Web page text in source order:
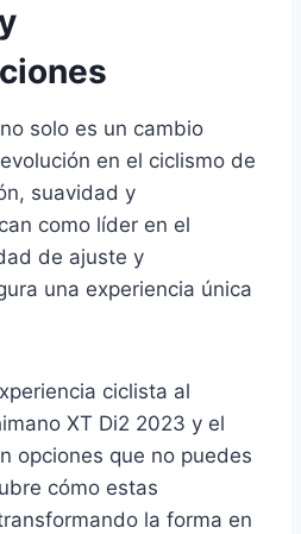
solo es un cambio
en el ciclismo de
suavidad y
como líder en el
de ajuste y
una experiencia única
ciclista al
XT Di2 2023 y el
opciones que no puedes
cómo estas
la forma en